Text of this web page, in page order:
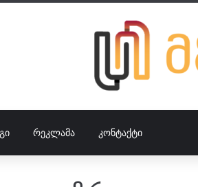
ᲠᲔᲙᲚᲐᲛᲐ ᲙᲝᲜᲢᲐᲥᲢᲘ